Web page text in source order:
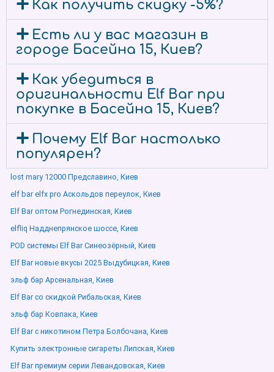
Как получить скидку -5%?
Есть ли у вас магазин в
городе Басейна 15, Киев?
Как убедиться в
оригинальности Elf Bar при
покупке в Басейна 15, Киев?
Почему Elf Bar настолько
популярен?
lost mary 12000 Предславино, Киев
elf bar elfx pro Аскольдов переулок, Киев
Elf Bar оптом Рогнединская, Киев
elfliq Надднепрянское шоссе, Киев
POD системы Elf Bar Синеозёрный, Киев
Elf Bar новые вкусы 2025 Выдубицкая, Киев
эльф бар Арсенальная, Киев
Elf Bar со скидкой Рибальская, Киев
эльф бар Ковпака, Киев
Elf Bar с никотином Петра Болбочана, Киев
Купить электронные сигареты Липская, Киев
Elf Bar премиум серии Левандовская, Киев